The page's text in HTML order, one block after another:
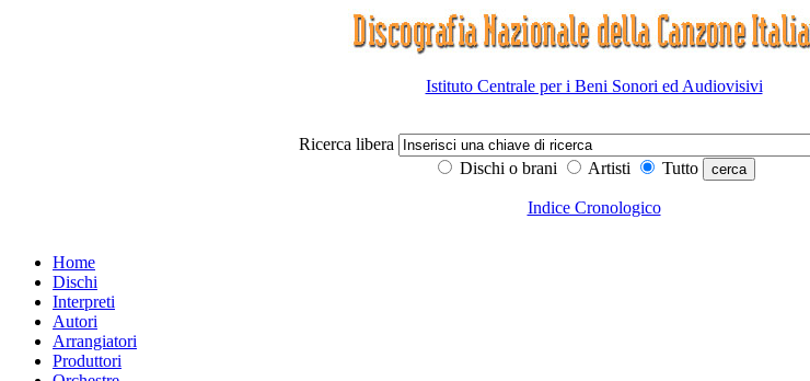
Istituto Centrale per i Beni Sonori ed Audiovisivi
Ricerca libera
Dischi o brani
Artisti Tutto
Indice Cronologico
Home
Dischi
Interpreti
Autori
Arrangiatori
Produttori